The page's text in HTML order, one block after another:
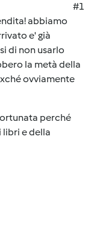
#1
abbiamo
e' già
di non usarlo
la metà della
ovviamente
perché
e della